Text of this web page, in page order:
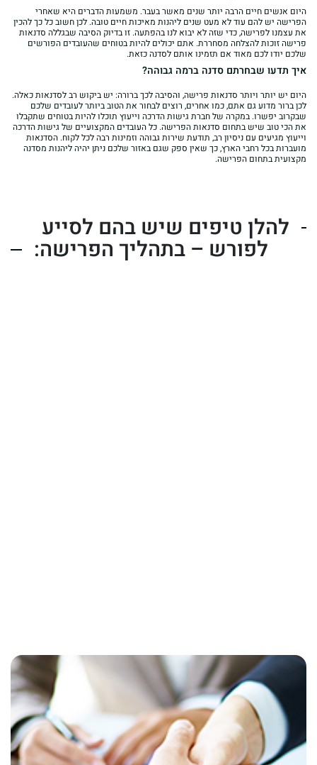
היום אנשים חיים הרבה יותר שנים מאשר בעבר. משמעות הדברים היא שאחרי
הפרישה יש להם עוד לא מעט שנים ליהנות מאיכות חיים טובה. לכן חשוב כל כך להכין
את עצמנו לפרישה, כדי שזה לא יבוא לנו בהפתעה. זו בדיוק הסיבה שבגללה סדנאות
פרישה זוכות להצלחה מסחררת. אתם יכולים להיות בטוחים שהעובדים הפורשים
שלכם יודו לכם מאוד אם תזמינו אותם לסדנה כזאת.
איך תדעו שבחרתם סדנה ברמה גבוהה?
היום יש יותר ויותר סדנאות פרישה, והסיבה לכך ברורה: יש ביקוש רב לסדנאות כאלה.
לכן ברור מדוע גם אתם, כמו אחרים, רוצים לבחור את הטוב ביותר לעובדים שלכם
שבקרוב יפשרו. במקרה של חברת גישות הדרכה וייעוץ תוכלו להיות בטוחים שתקבלו
את הכי טוב שיש בתחום סדנאות הפרישה. כל העובדים המקצועיים של גישות הדרכה
וייעוץ מגיעים עם ניסיון רב, תודעת שירות גבוהה וזמינות רבה לכל לקוח. הסדנאות
מועברות בכל רחבי הארץ, כך שאין ספק שגם באזור שלכם ניתן יהיה ליהנות מסדנה
מקצועית בתחום הפרישה.
להלן טיפים שיש בהם לסייע
לפורש – בתהליך הפרישה: